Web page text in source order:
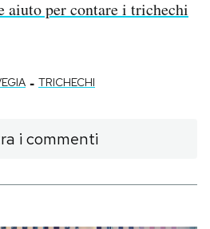
aiuto per contare i trichechi
- TRICHECHI
i commenti